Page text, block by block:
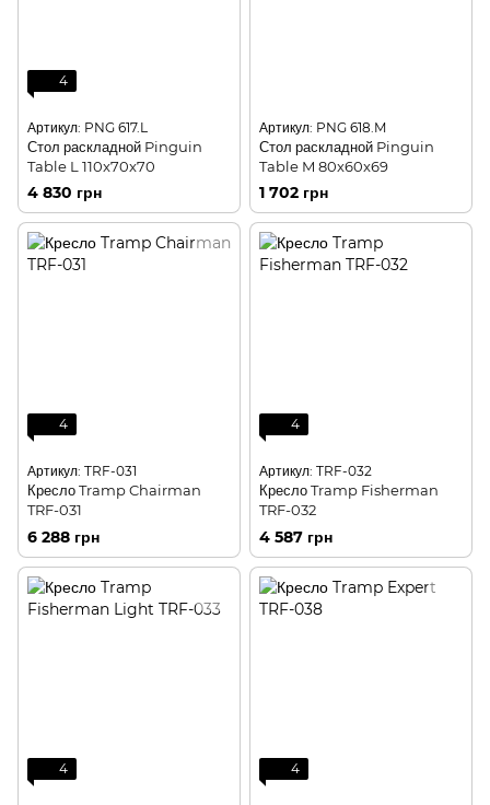
4
Артикул: PNG 617.L
Стол раскладной Pinguin
Table L 110x70x70
4 830 грн
Артикул: PNG 618.M
Стол раскладной Pinguin
Table M 80x60x69
1 702 грн
4
Артикул: TRF-031
Кресло Tramp Chairman
TRF-031
6 288 грн
4
Артикул: TRF-032
Кресло Tramp Fisherman
TRF-032
4 587 грн
4 4